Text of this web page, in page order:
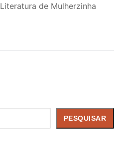
de Mulherzinha
PESQUISAR